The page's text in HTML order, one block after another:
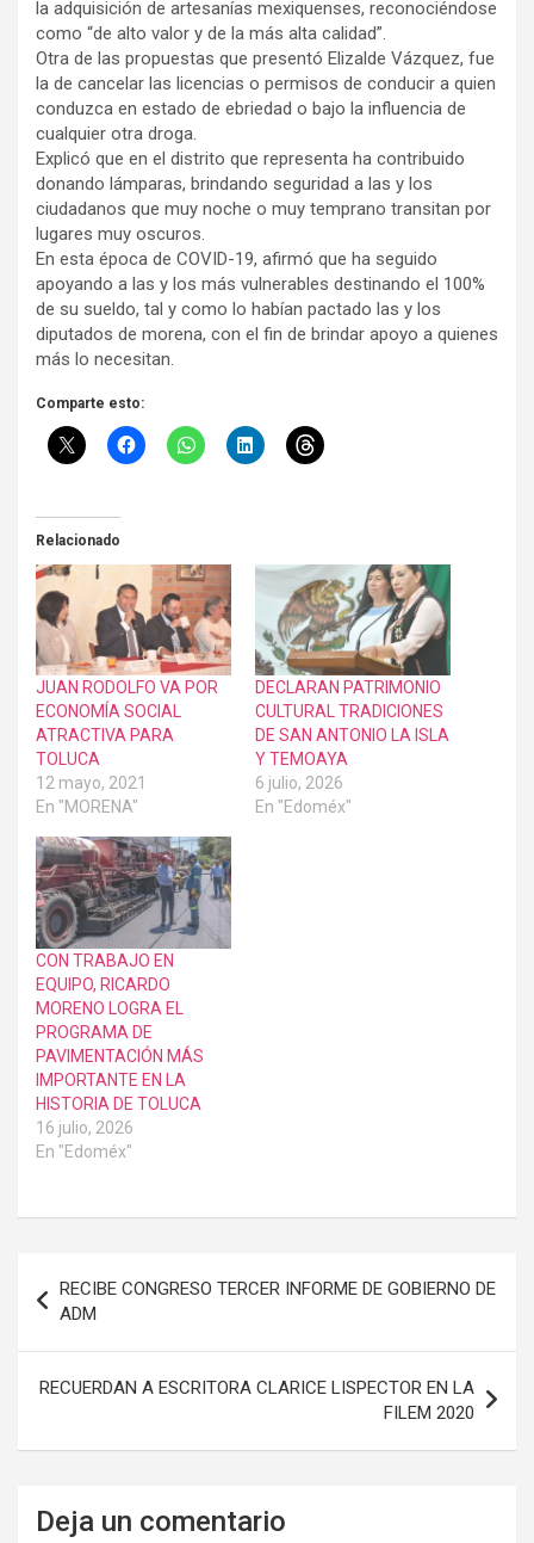
la adquisición de artesanías mexiquenses, reconociéndose
como “de alto valor y de la más alta calidad”.
Otra de las propuestas que presentó Elizalde Vázquez, fue
la de cancelar las licencias o permisos de conducir a quien
conduzca en estado de ebriedad o bajo la influencia de
cualquier otra droga.
Explicó que en el distrito que representa ha contribuido
donando lámparas, brindando seguridad a las y los
ciudadanos que muy noche o muy temprano transitan por
lugares muy oscuros.
En esta época de COVID-19, afirmó que ha seguido
apoyando a las y los más vulnerables destinando el 100%
de su sueldo, tal y como lo habían pactado las y los
diputados de morena, con el fin de brindar apoyo a quienes
más lo necesitan.
Comparte esto:
Relacionado
JUAN RODOLFO VA POR
ECONOMÍA SOCIAL
ATRACTIVA PARA
TOLUCA
12 mayo, 2021
En "MORENA"
DECLARAN PATRIMONIO
CULTURAL TRADICIONES
DE SAN ANTONIO LA ISLA
Y TEMOAYA
6 julio, 2026
En "Edoméx"
CON TRABAJO EN
EQUIPO, RICARDO
MORENO LOGRA EL
PROGRAMA DE
PAVIMENTACIÓN MÁS
IMPORTANTE EN LA
HISTORIA DE TOLUCA
16 julio, 2026
En "Edoméx"
de
entradas
RECIBE CONGRESO TERCER INFORME DE GOBIERNO DE
ADM
RECUERDAN A ESCRITORA CLARICE LISPECTOR EN LA
FILEM 2020
Deja un comentario